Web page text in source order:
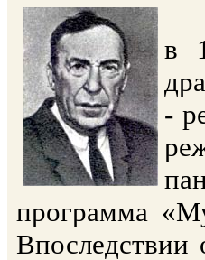
в
-
программа
Впоследствии